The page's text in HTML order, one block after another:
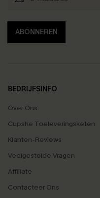
ABONNEREN
BEDRIJFSINFO
Over Ons
Cupshe Toeleveringsketen
Klanten-Reviews
Veelgestelde Vragen
Affiliate
Contacteer Ons